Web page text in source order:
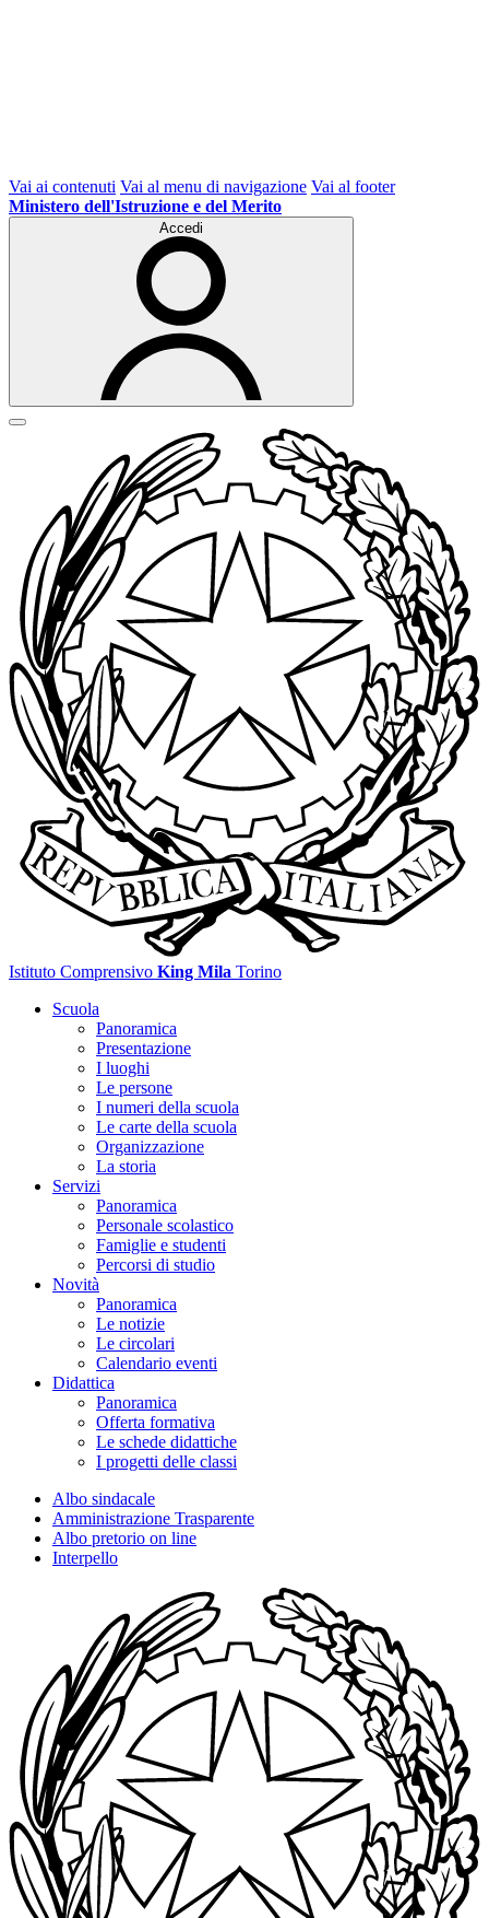
Vai ai contenuti Vai al menu di navigazione Vai al footer
Ministero dell'Istruzione e del Merito
Accedi
Istituto Comprensivo King Mila Torino
Scuola
Panoramica
Presentazione
I luoghi
Le persone
I numeri della scuola
Le carte della scuola
Organizzazione
La storia
Servizi
Panoramica
Personale scolastico
Famiglie e studenti
Percorsi di studio
Novità
Panoramica
Le notizie
Le circolari
Calendario eventi
Didattica
Panoramica
Offerta formativa
Le schede didattiche
I progetti delle classi
Albo sindacale
Amministrazione Trasparente
Albo pretorio on line
Interpello